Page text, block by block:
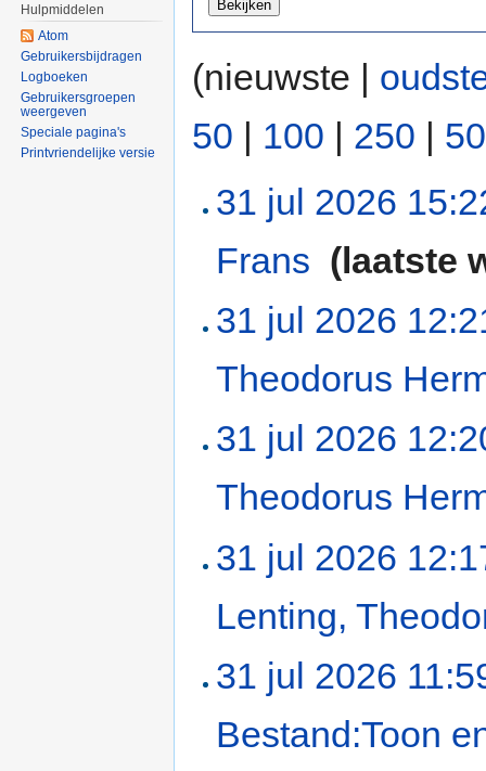
(nieuwste |
50 | 100 | 250 |
31 jul 2026
Frans (laatste
31 jul 2026
Theodorus
31 jul 2026
Theodorus
31 jul 2026
Lenting,
31 jul 2026
Bestand:Toon
Hulpmiddelen
Atom
Gebruikersbijdragen
Logboeken
Gebruikersgroepen
weergeven
Speciale pagina's
Printvriendelijke versie